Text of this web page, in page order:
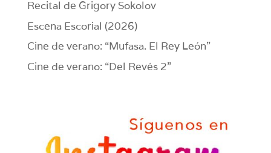
Recital de Grigory Sokolov
Escena Escorial (2026)
Cine de verano: “Mufasa. El Rey León”
Cine de verano: “Del Revés 2”